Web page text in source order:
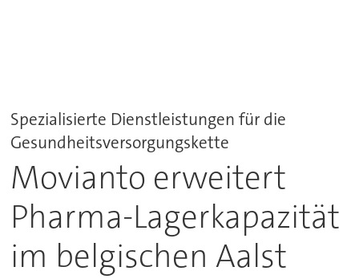
Spezialisierte Dienstleistungen für die
Gesundheitsversorgungskette
Movianto erweitert
Pharma-Lagerkapazität
im belgischen Aalst